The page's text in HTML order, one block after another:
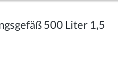
500 Liter 1,5